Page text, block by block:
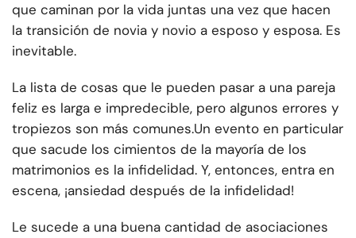
que caminan por la vida juntas una vez que hacen
la transición de novia y novio a esposo y esposa. Es
inevitable.
La lista de cosas que le pueden pasar a una pareja
feliz es larga e impredecible, pero algunos errores y
tropiezos son más comunes.Un evento en particular
que sacude los cimientos de la mayoría de los
matrimonios es la infidelidad. Y, entonces, entra en
escena, ¡ansiedad después de la infidelidad!
Le sucede a una buena cantidad de asociaciones